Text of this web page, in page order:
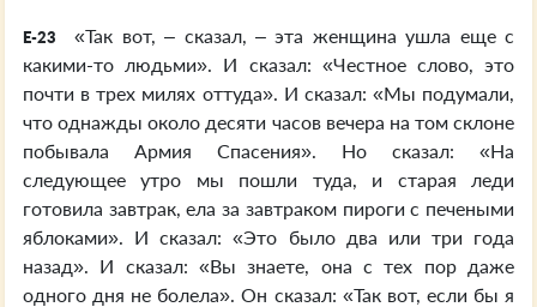
E-23
«Так вот, – сказал, – эта женщина ушла еще с
какими-то людьми». И сказал: «Честное слово, это
почти в трех милях оттуда». И сказал: «Мы подумали,
что однажды около десяти часов вечера на том склоне
побывала Армия Спасения». Но сказал: «На
следующее утро мы пошли туда, и старая леди
готовила завтрак, ела за завтраком пироги с печеными
яблоками». И сказал: «Это было два или три года
назад». И сказал: «Вы знаете, она с тех пор даже
одного дня не болела». Он сказал: «Так вот, если бы я